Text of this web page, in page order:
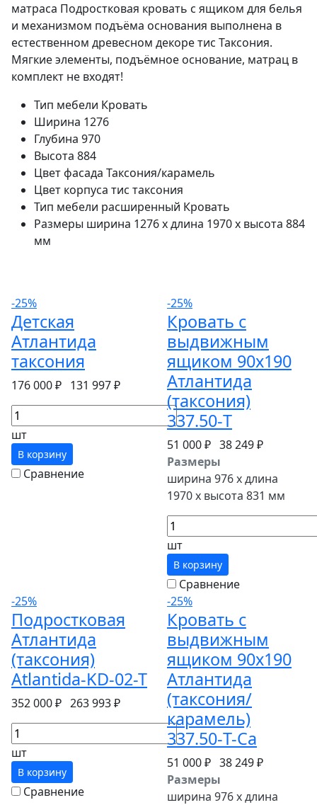
матраса Подростковая кровать с ящиком для белья
и механизмом подъёма основания выполнена в
естественном древесном декоре тис Таксония.
Мягкие элементы, подъёмное основание, матрац в
комплект не входят!
Тип мебели Кровать
Ширина 1276
Глубина 970
Высота 884
Цвет фасада Таксония/карамель
Цвет корпуса тис таксония
Тип мебели расширенный Кровать
Размеры ширина 1276 x длина 1970 x высота 884
мм
-25%
Детская
Атлантида
таксония
176 000 ₽ 131 997 ₽
шт
В корзину
Сравнение
-25%
Кровать с
выдвижным
ящиком 90х190
Атлантида
(таксония)
337.50-T
51 000 ₽ 38 249 ₽
Размеры
ширина 976 x длина
1970 x высота 831 мм
шт
В корзину
Сравнение
-25%
Подростковая
Атлантида
(таксония)
Atlantida-KD-02-T
352 000 ₽ 263 993 ₽
шт
В корзину
Сравнение
-25%
Кровать с
выдвижным
ящиком 90х190
Атлантида
(таксония/
карамель)
337.50-T-Ca
51 000 ₽ 38 249 ₽
Размеры
ширина 976 x длина